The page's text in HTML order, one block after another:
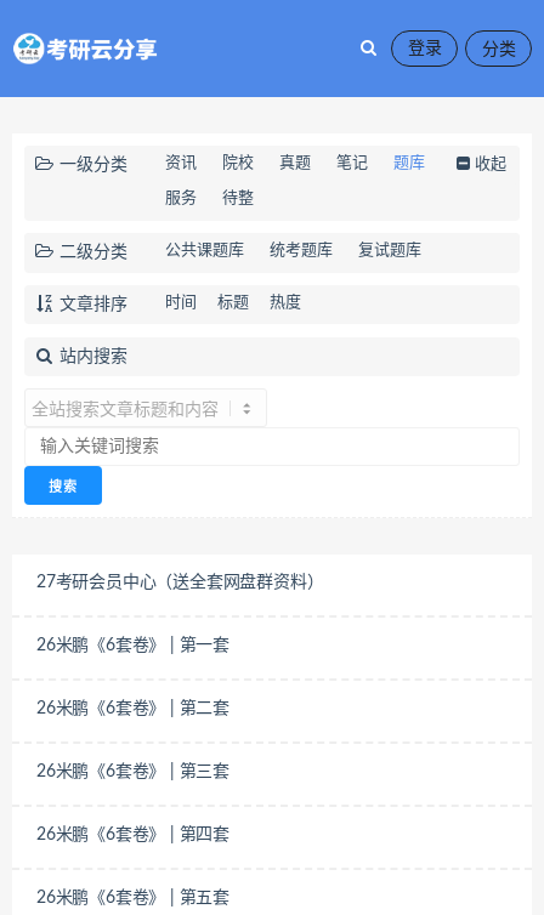
登录
一级分类 资讯 院校 真题 笔记 题库
服务 待整
收起
二级分类 公共课题库 统考题库 复试题库
文章排序 时间 标题 热度
站内搜索
27考研会员中心（送全套网盘群资料）
26米鹏《6套卷》 | 第一套
26米鹏《6套卷》 | 第二套
26米鹏《6套卷》 | 第三套
26米鹏《6套卷》 | 第四套
26米鹏《6套卷》 | 第五套